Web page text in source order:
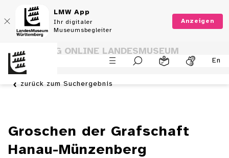
LMW App
Ihr digitaler
Museumsbegleiter
Anzeigen
En
SAMMLUNG ONLINE LANDESMUSEUM
WÜRTTEMBERG
zurück zum Suchergebnis
Groschen der Grafschaft
Hanau-Münzenberg